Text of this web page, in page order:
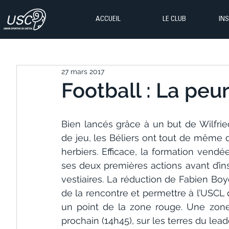
ACCUEIL LE CLUB
Football : La
27 mars 2017
Bien lancés grâce à un but de
de jeu, les Béliers ont tout de même
herbiers. Efficace, la formation
ses deux premières actions avant
vestiaires. La réduction de Fabien
de la rencontre et permettre à
un point de la zone rouge. Une zone
prochain (14h45), sur les terres du